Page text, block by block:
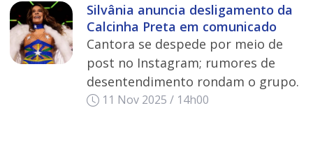
Silvânia anuncia desligamento da
Calcinha Preta em comunicado
Cantora se despede por meio de
post no Instagram; rumores de
desentendimento rondam o grupo.
11 Nov 2025 / 14h00